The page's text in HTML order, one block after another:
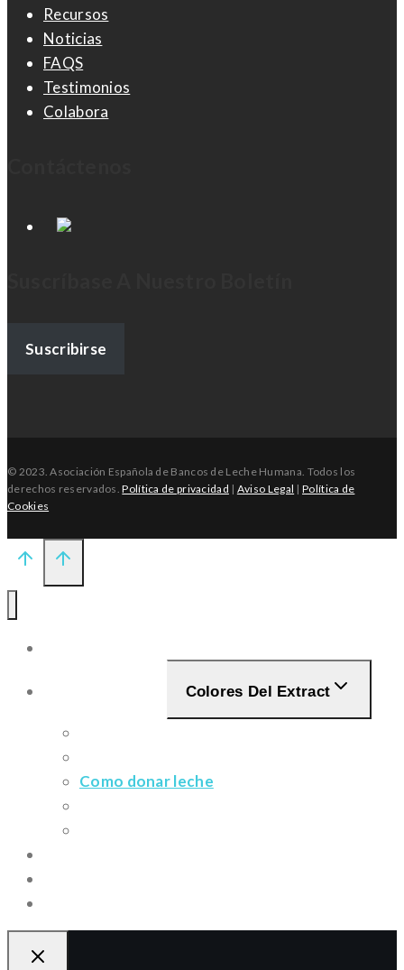
Recursos
Noticias
FAQS
Testimonios
Colabora
Suscribirse
© 2023.Asociación Española de Bancos de Leche Humana. Todos los
derechos reservados.Política de privacidad | Aviso Legal |Política de
Cookies
Colores Del Extract
Como donar leche